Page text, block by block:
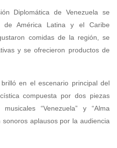
Diplomática de Venezuela se
América Latina y el Caribe
comidas de la región, se
y se ofrecieron productos de
en el escenario principal del
compuesta por dos piezas
“Venezuela” y “Alma
aplausos por la audiencia